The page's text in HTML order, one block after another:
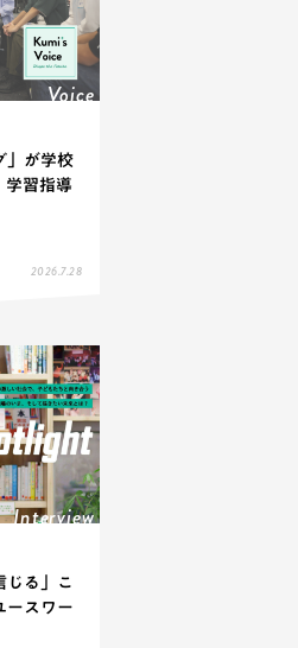
Voice
」が学校
学習指導
2026.7.28
Interview
じる」こ
ースワー